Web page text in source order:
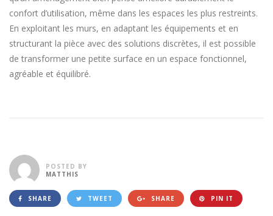
confort d’utilisation, même dans les espaces les plus restreints.
En exploitant les murs, en adaptant les équipements et en
structurant la pièce avec des solutions discrètes, il est possible
de transformer une petite surface en un espace fonctionnel,
agréable et équilibré.
POSTED BY
MATTHIS
SHARE TWEET SHARE PIN IT